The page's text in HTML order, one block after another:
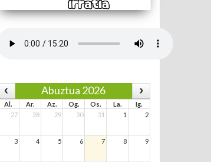
Abuztua 2026
Al. Ar. Az. Og. Os. La.
Ig.
27
28 29 30 31 1 2
3 4 5 6 7 8 9